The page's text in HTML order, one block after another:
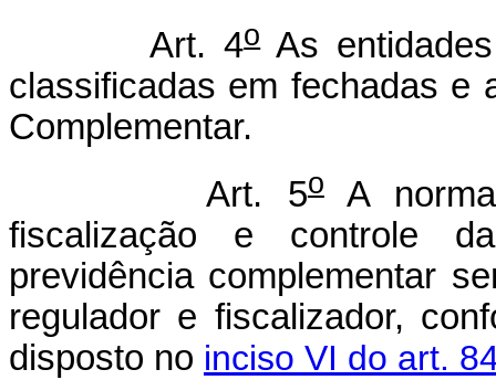
Art. 4oAs
classificadas em fechadas e
Complementar.
Art. 5oA
fiscalização e controle
previdência complementar
regulador e fiscalizador,
disposto no inciso VI do art.